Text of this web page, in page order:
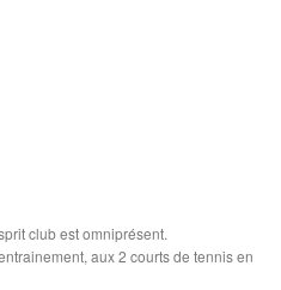
club est omniprésent.
aux 2 courts de tennis en